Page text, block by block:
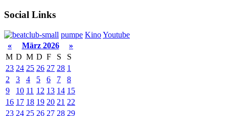
Social Links
pumpe KinoYoutube
«
März 2026
»
M D M D F S
S
23 24 25 26 27 28 1
2
3 4 5 6 7
8
9
10 11 12 13 14 15
16 17 18 19 20 21 22
23 24 25 26 27 28 29